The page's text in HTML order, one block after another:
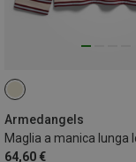
Armedangels
64,60 €
XS